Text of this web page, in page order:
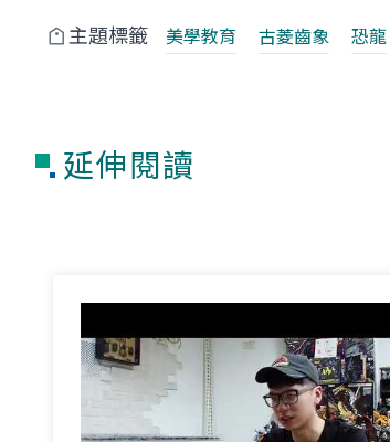
主題標籤 美學教育 古菱齒象 恐龍
延伸閱讀